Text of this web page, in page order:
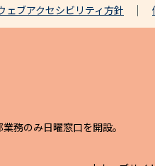
ェブアクセシビリティ方針
務のみ日曜窓口を開設。